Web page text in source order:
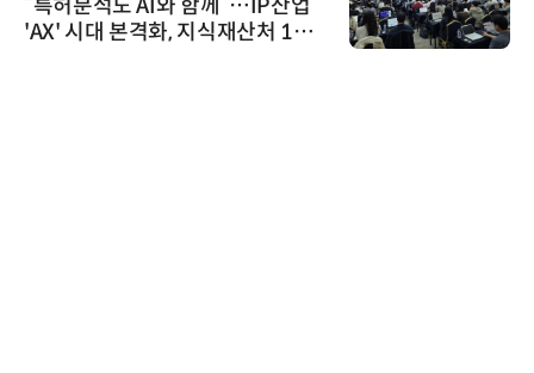
“특허분석도 AI와 함께”…IP산업
'AX' 시대 본격화, 지식재산처 1호